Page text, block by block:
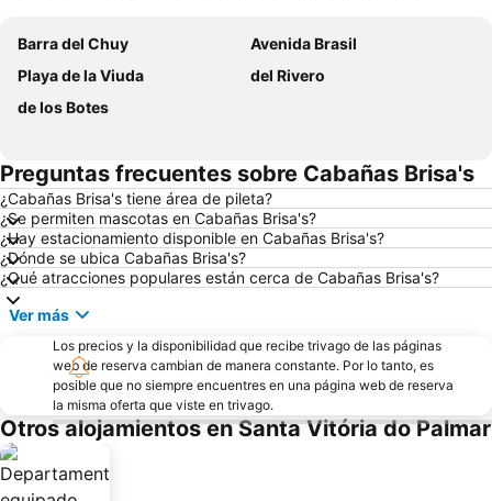
Barra del Chuy
Avenida Brasil
Playa de la Viuda
del Rivero
de los Botes
Preguntas frecuentes sobre Cabañas Brisa's
¿Cabañas Brisa's tiene área de pileta?
¿Se permiten mascotas en Cabañas Brisa's?
¿Hay estacionamiento disponible en Cabañas Brisa's?
¿Dónde se ubica Cabañas Brisa's?
¿Qué atracciones populares están cerca de Cabañas Brisa's?
Ver más
Los precios y la disponibilidad que recibe trivago de las páginas
web de reserva cambian de manera constante. Por lo tanto, es
posible que no siempre encuentres en una página web de reserva
la misma oferta que viste en trivago.
Otros alojamientos en Santa Vitória do Palmar